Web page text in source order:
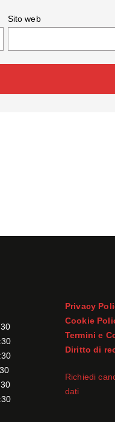
Sito web
Privacy
Cookie
Termini e
Diritto di
Richiedi
dati